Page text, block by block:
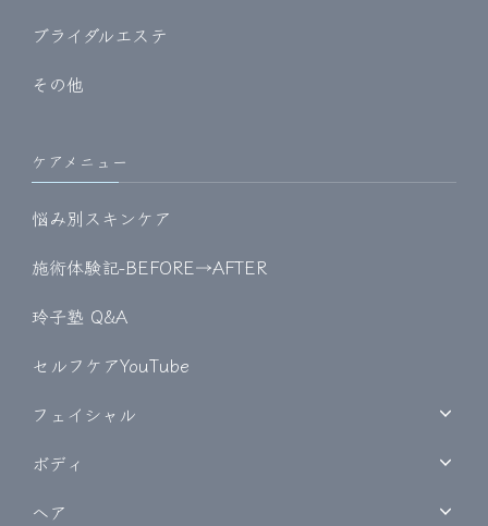
ブライダルエステ
その他
ケアメニュー
悩み別スキンケア
施術体験記-BEFORE→AFTER
玲子塾 Q&A
セルフケアYouTube
フェイシャル
ボディ
ヘア